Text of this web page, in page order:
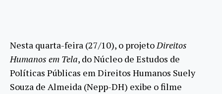
Nesta quarta-feira (27/10), o projetoDireitos
Humanos em Tela, do Núcleo de Estudos de
Políticas Públicas em Direitos Humanos Suely
Souza de Almeida (Nepp-DH) exibe o filme